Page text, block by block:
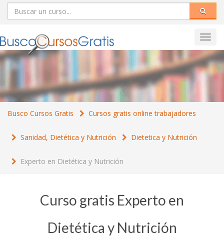
Busco Cursos Gratis Cursos gratis online trabajadores
Sanidad, Dietética y Nutrición Dietetica y Nutrición
Experto en Dietética y Nutrición
Curso gratis Experto en
Dietética y Nutrición